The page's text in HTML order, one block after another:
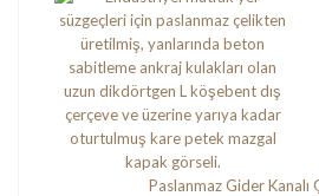
Paslanmaz Gider Kanalı